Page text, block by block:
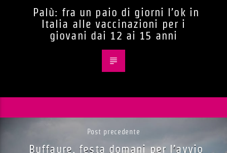
Palù: fra un paio di giorni l’ok in
Italia alle vaccinazioni per i
giovani dai 12 ai 15 anni
Post precedente
Buffaure, festa domani per l’avvio